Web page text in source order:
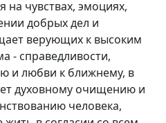
на чувствах, эмоциях,
добрых дел и
верующих к высоким
- справедливости,
и любви к ближнему, в
духовному очищению и
человека,